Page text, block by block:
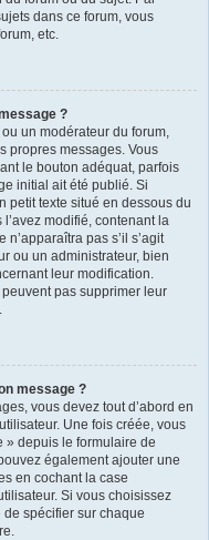
dans ce forum, vous
etc.
?
un modérateur du forum,
propres messages. Vous
le bouton adéquat, parfois
initial ait été publié. Si
petit texte situé en dessous du
modifié, contenant la
pas s’il s’agit
ou un administrateur, bien
leur modification.
pas supprimer leur
message ?
vous devez tout d’abord en
Une fois créée, vous
» depuis le formulaire de
également ajouter une
en cochant la case
Si vous choisissez
spécifier sur chaque